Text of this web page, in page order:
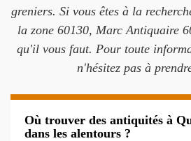
greniers. Si vous êtes à la
la zone 60130, Marc Antiquaire
qu'il vous faut. Pour toute
n'hésitez pas à
Où trouver des antiquités à
dans les alentours ?